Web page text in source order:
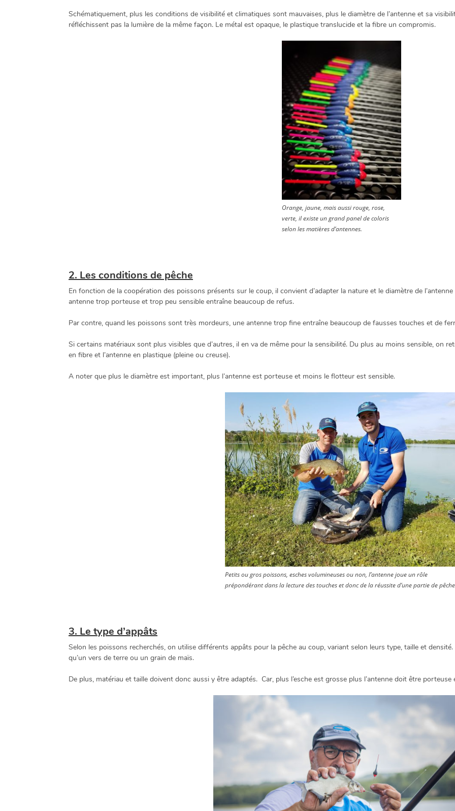
Schématiquement, plus les conditions de visibilité et climatiques sont mauvaises, plus le diamètre de l’antenne et sa
réfléchissent pas la lumière de la même façon. Le métal est opaque, le plastique translucide et la fibre un compromis.
Orange, jaune, mais aussi rouge, rose,
verte, il existe un grand panel de coloris
selon les matières d’antennes.
2. Les conditions de pêche
En fonction de la coopération des poissons présents sur le coup, il convient d’adapter la nature et le diamètre de
antenne trop porteuse et trop peu sensible entraîne beaucoup de refus.
Par contre, quand les poissons sont très mordeurs, une antenne trop fine entraîne beaucoup de fausses touches et de
Si certains matériaux sont plus visibles que d’autres, il en va de même pour la sensibilité. Du plus au moins sensible, on
en fibre et l’antenne en plastique (pleine ou creuse).
A noter que plus le diamètre est important, plus l’antenne est porteuse et moins le flotteur est sensible.
Petits ou gros poissons, esches volumineuses ou non, l’antenne joue un rôle
prépondérant dans la lecture des touches et donc de la réussite d’une partie de
3. Le type d’appâts
Selon les poissons recherchés, on utilise différents appâts pour la pêche au coup, variant selon leurs type, taille et
qu’un vers de terre ou un grain de maïs.
De plus, matériau et taille doivent donc aussi y être adaptés. Car, plus l’esche est grosse plus l’antenne doit être porteuse